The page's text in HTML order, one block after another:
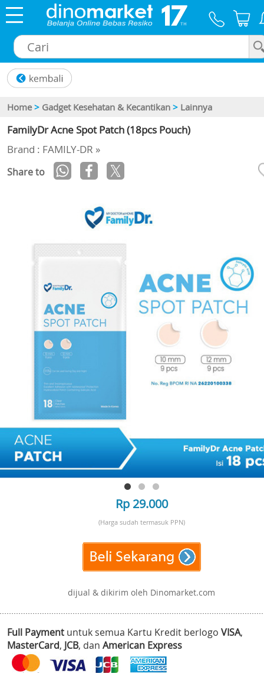
Home > Gadget Kesehatan & Kecantikan > Lainnya
FamilyDr Acne Spot Patch (18pcs Pouch)
Brand : FAMILY-DR »
Share to
Rp 29.000
(Harga sudah termasuk PPN)
dijual & dikirim oleh Dinomarket.com
Full Payment untuk semua Kartu Kredit berlogo VISA,
MasterCard, JCB, dan American Express